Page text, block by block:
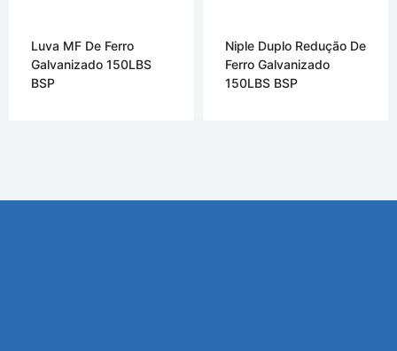
Luva MF De Ferro
Galvanizado 150LBS
BSP
Niple Duplo Redução De
Ferro Galvanizado
150LBS BSP